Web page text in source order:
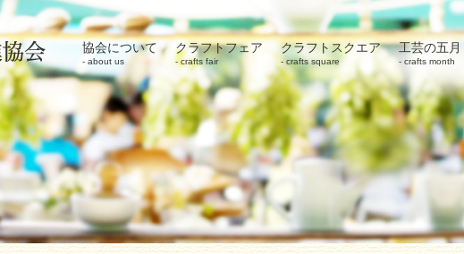
協会について
about us
クラフトフェア
crafts fair
クラフトスクエア
crafts square
工芸の五月
crafts month